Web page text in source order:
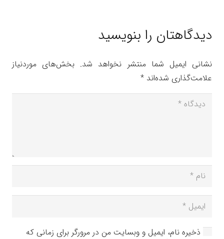
دیدگاهتان را بنویسید
نشانی ایمیل شما منتشر نخواهد شد. بخش‌های موردنیاز
علامت‌گذاری شده‌اند *
ذخیره نام، ایمیل و وبسایت من در مرورگر برای زمانی که